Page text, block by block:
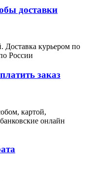
доставки
Доставка курьером по
России
заказ
картой,
онлайн